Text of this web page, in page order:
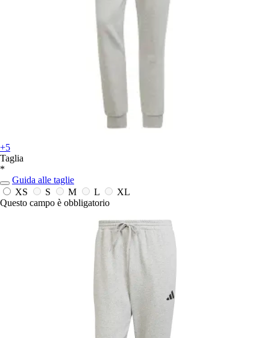
+5
Taglia
*
Guida alle taglie
XS
S M L
XL
Questo campo è obbligatorio